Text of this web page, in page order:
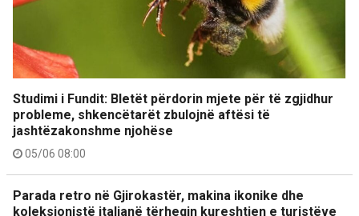
Studimi i Fundit: Bletët përdorin mjete për të zgjidhur
probleme, shkencëtarët zbulojnë aftësi të
jashtëzakonshme njohëse
05/06 08:00
Parada retro në Gjirokastër, makina ikonike dhe
koleksionistë italianë tërheqin kureshtjen e turistëve